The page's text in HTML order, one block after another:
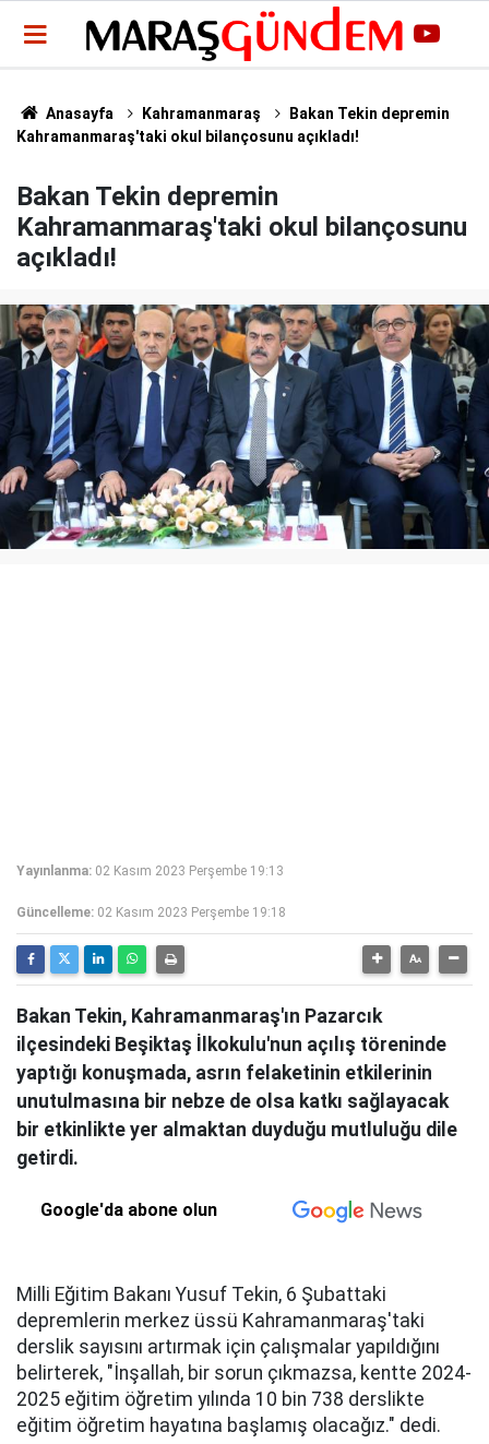
Anasayfa Kahramanmaraş
Bakan Tekin depremin
Kahramanmaraş'taki okul bilançosunu açıkladı!
Bakan Tekin depremin
Kahramanmaraş'taki okul bilançosunu
açıkladı!
Yayınlanma: 02 Kasım 2023 Perşembe 19:13
Güncelleme: 02 Kasım 2023 Perşembe 19:18
Bakan Tekin, Kahramanmaraş'ın Pazarcık
ilçesindeki Beşiktaş İlkokulu'nun açılış töreninde
yaptığı konuşmada, asrın felaketinin etkilerinin
unutulmasına bir nebze de olsa katkı sağlayacak
bir etkinlikte yer almaktan duyduğu mutluluğu dile
getirdi.
Google'da abone olun
Milli Eğitim Bakanı Yusuf Tekin, 6 Şubattaki
depremlerin merkez üssü Kahramanmaraş'taki
derslik sayısını artırmak için çalışmalar yapıldığını
belirterek, "İnşallah, bir sorun çıkmazsa, kentte 2024-
2025 eğitim öğretim yılında 10 bin 738 derslikte
eğitim öğretim hayatına başlamış olacağız." dedi.